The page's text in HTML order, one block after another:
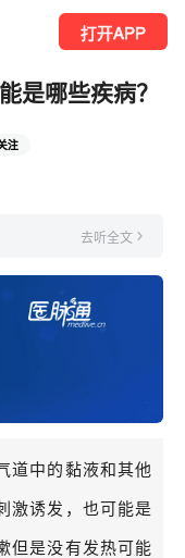
打开APP
是哪些疾病？
注
去听全文
道中的黏液和其他
激诱发，也可能是
但是没有发热可能